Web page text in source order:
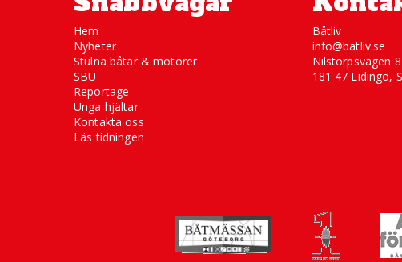
Hem
Nyheter
Stulna båtar & motorer
SBU
Reportage
Unga hjältar
Kontakta oss
Läs tidningen
Båtliv
info@batliv.se
Nilstorpsvägen
181 47 Lidingö,